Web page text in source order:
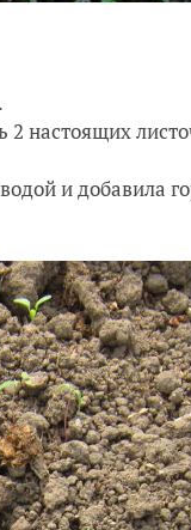
2 настоящих
и добавила